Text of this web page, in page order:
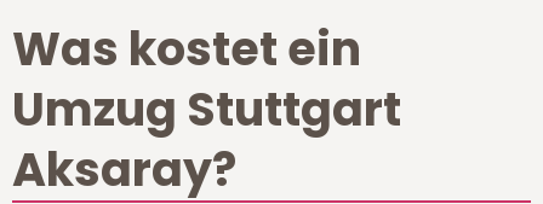
Was kostet ein
Umzug Stuttgart
Aksaray?